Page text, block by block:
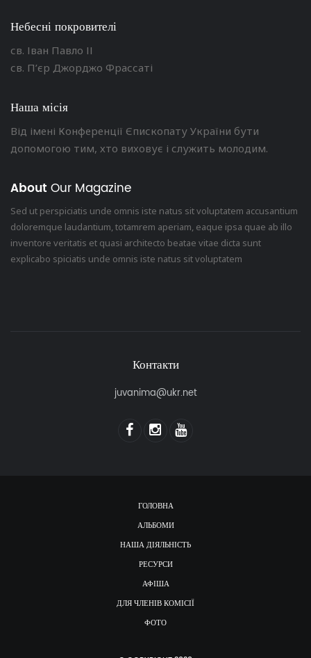
Небесні покровителі
св. Іван Павло ІІ
св. П’єр Джорджо Фрассаті
Наша місія
Від імені Конференції Єпископату України бути
допомогою тим, хто виховує і служить молодим.
About Our Magazine
Sed ut perspiciatis unde omnis iste natus sit voluptatem accusantium
doloremque laudantium, totamrem aperiam, eaque ipsa quae ab illo
inventore veritatis et quasi architecto beatae vitae dicta sunt
explicabo spiciatis unde omnis iste natus sit voluptatem
Контакти
juvanima@ukr.net
ГОЛОВНА
АЛЬБОМИ
НАША ДІЯЛЬНІСТЬ
РЕСУРСИ
АФІША
ДЛЯ ЧЛЕНІВ КОМІСІЇ
ФОТО